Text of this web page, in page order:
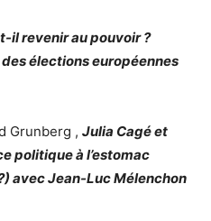
il revenir au pouvoir ?
élections européennes
Grunberg , Julia Cagé et
politique à l’estomac
avec Jean-Luc Mélenchon